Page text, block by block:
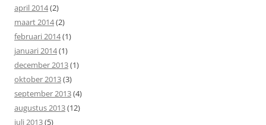
april 2014(2)
maart 2014(2)
februari 2014(1)
januari 2014(1)
december 2013(1)
oktober 2013(3)
september 2013(4)
augustus 2013(12)
juli 2013(5)